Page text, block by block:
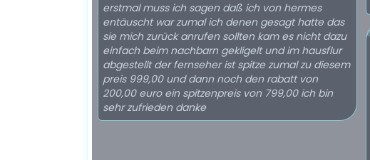
erstmal muss ich sagen daß ich von hermes
entäuscht war zumal ich denen gesagt hatte das
sie mich zurück anrufen sollten kam es nicht dazu
einfach beim nachbarn gekligelt und im hausflur
abgestellt der fernseher ist spitze zumal zu diesem
preis 999,00 und dann noch den rabatt von
200,00 euro ein spitzenpreis von 799,00 ich bin
sehr zufrieden danke